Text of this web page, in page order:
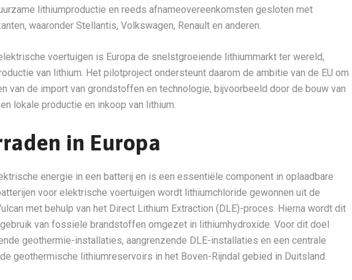
lithiumproductie en reeds afnameovereenkomsten gesloten met
waaronder Stellantis, Volkswagen, Renault en anderen.
voertuigen is Europa de snelstgroeiende lithiummarkt ter wereld,
van lithium. Het pilotproject ondersteunt daarom de ambitie van de EU om
van de import van grondstoffen en technologie, bijvoorbeeld door de bouw van
lokale productie en inkoop ­­­van lithium.
in Europa
energie in een batterij en is een essentiële component in oplaadbare
voor elektrische voertuigen wordt lithiumchloride gewonnen uit de
met behulp van het Direct Lithium Extraction (DLE)-proces. Hierna wordt dit
van fossiele brandstoffen omgezet in lithiumhydroxide. Voor dit doel
geothermie-installaties, aangrenzende DLE-installaties en een centrale
geothermische lithiumreservoirs in het Boven-Rijndal gebied in Duitsland.